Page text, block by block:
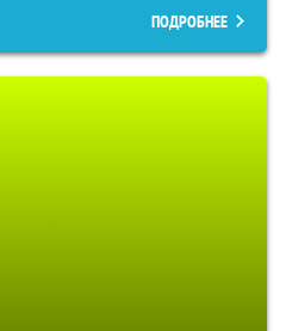
ПОДРОБНЕЕ